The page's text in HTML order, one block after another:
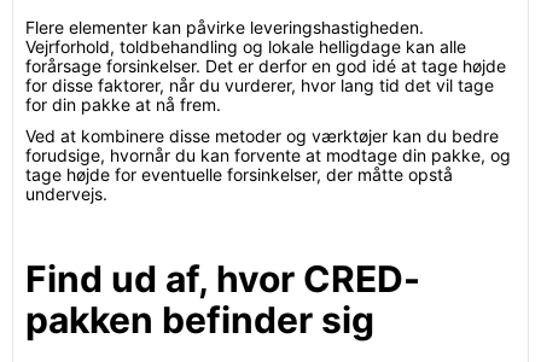
Flere elementer kan påvirke leveringshastigheden.
Vejrforhold, toldbehandling og lokale helligdage kan alle
forårsage forsinkelser. Det er derfor en god idé at tage højde
for disse faktorer, når du vurderer, hvor lang tid det vil tage
for din pakke at nå frem.
Ved at kombinere disse metoder og værktøjer kan du bedre
forudsige, hvornår du kan forvente at modtage din pakke, og
tage højde for eventuelle forsinkelser, der måtte opstå
undervejs.
Find ud af, hvor CRED-
pakken befinder sig